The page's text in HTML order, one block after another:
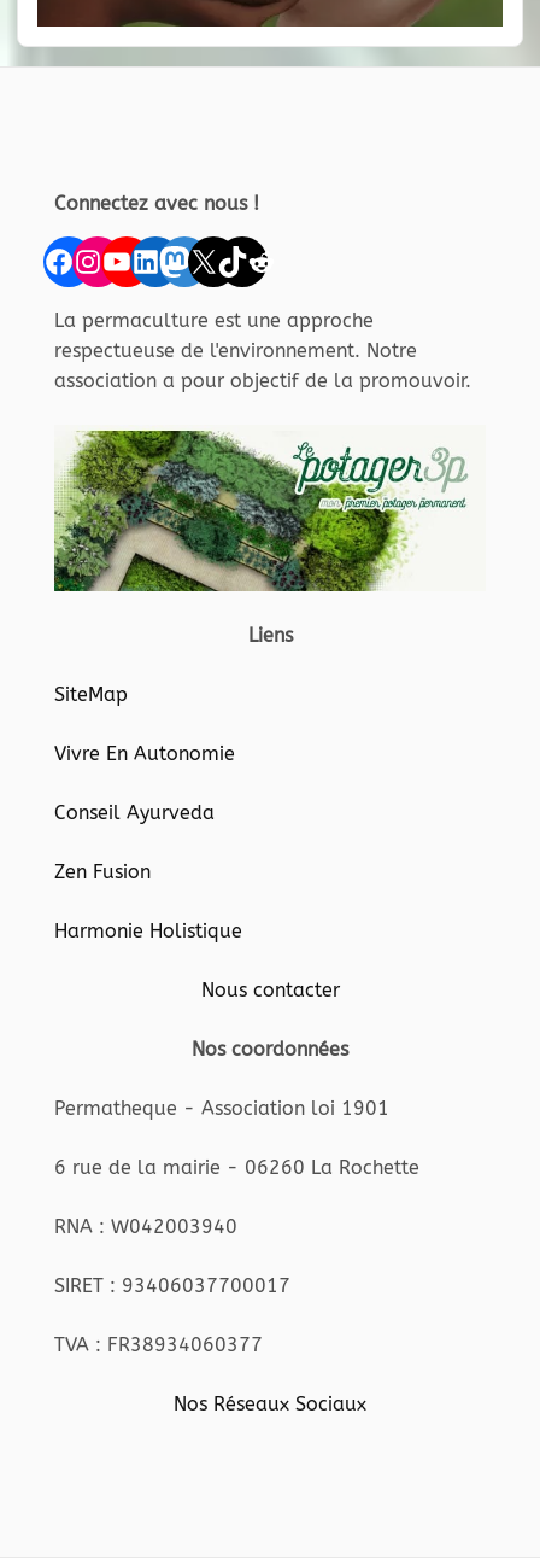
Connectez avec nous !
Facebook
Instagram
YouTube
LinkedIn
Mastodon
X TikTok
Reddit
La permaculture est une approche
respectueuse de l'environnement. Notre
association a pour objectif de la promouvoir.
Liens
SiteMap
Vivre En Autonomie
Conseil Ayurveda
Zen Fusion
Harmonie Holistique
Nous contacter
Nos coordonnées
Permatheque - Association loi 1901
6 rue de la mairie - 06260 La Rochette
RNA : W042003940
SIRET : 93406037700017
TVA : FR38934060377
Nos Réseaux Sociaux